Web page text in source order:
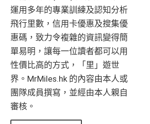
運用多年的專業訓練及認知分析
飛行里數，信用卡優惠及搜集優
惠碼，致力令複雜的資訊變得簡
單易明，讓每一位讀者都可以用
性價比高的方式，「里」遊世
界。MrMiles.hk 的內容由本人或
團隊成員撰寫，並經由本人親自
審核。